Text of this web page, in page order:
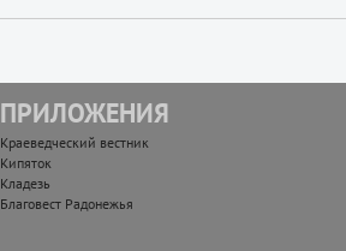
ПРИЛОЖЕНИЯ
Краеведческий вестник
Кипяток
Кладезь
Благовест Радонежья